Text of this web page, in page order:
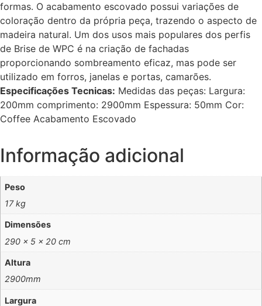
formas. O acabamento escovado possui variações de
coloração dentro da própria peça, trazendo o aspecto de
madeira natural. Um dos usos mais populares dos perfis
de Brise de WPC é na criação de fachadas
proporcionando sombreamento eficaz, mas pode ser
utilizado em forros, janelas e portas, camarões.
Especificações Tecnicas: Medidas das peças: Largura:
200mm comprimento: 2900mm Espessura: 50mm Cor:
Coffee Acabamento Escovado
Informação adicional
Peso
17 kg
Dimensões
290 × 5 × 20 cm
Altura
2900mm
Largura